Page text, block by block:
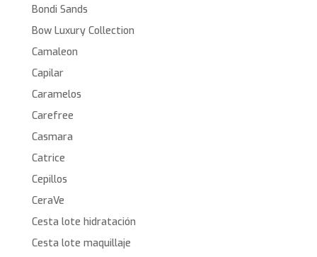
Bondi Sands
Bow Luxury Collection
Camaleon
Capilar
Caramelos
Carefree
Casmara
Catrice
Cepillos
CeraVe
Cesta lote hidratación
Cesta lote maquillaje